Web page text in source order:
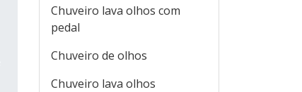
Chuveiro lava olhos com
pedal
Chuveiro de olhos
Chuveiro lava olhos